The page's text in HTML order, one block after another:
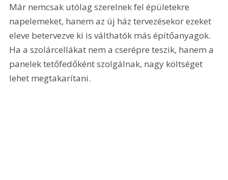
Már nemcsak utólag szerelnek fel épületekre
napelemeket, hanem az új ház tervezésekor ezeket
eleve betervezve ki is válthatók más építőanyagok.
Ha a szolárcellákat nem a cserépre teszik, hanem a
panelek tetőfedőként szolgálnak, nagy költséget
lehet megtakarítani.